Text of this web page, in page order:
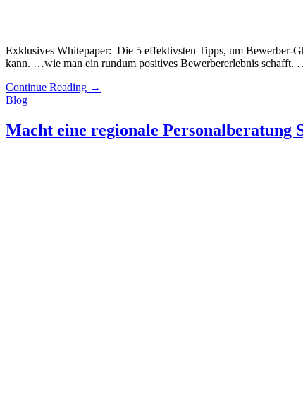
Exklusives Whitepaper: Die 5 effektivsten Tipps, um Bewerber-
kann. …wie man ein rundum positives Bewerbererlebnis
Continue Reading →
Blog
Macht eine regionale Personalberatung